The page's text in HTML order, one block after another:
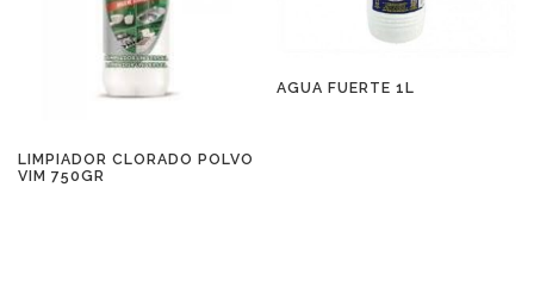
LIMPIADOR CLORADO POLVO
VIM 750GR
AGUA FUERTE 1L